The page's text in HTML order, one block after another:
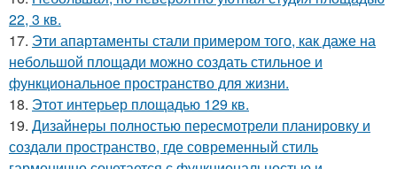
22, 3 кв.
17. Эти апартаменты стали примером того, как даже на
небольшой площади можно создать стильное и
функциональное пространство для жизни.
18. Этот интерьер площадью 129 кв.
19. Дизайнеры полностью пересмотрели планировку и
создали пространство, где современный стиль